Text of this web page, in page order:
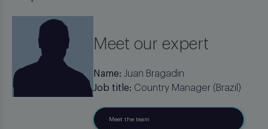
Meet our expert
Name: Juan Bragadin
Job title: Country Manager (Brazil)
Meet the team